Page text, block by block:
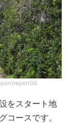
report06
をスタート地
コースです。